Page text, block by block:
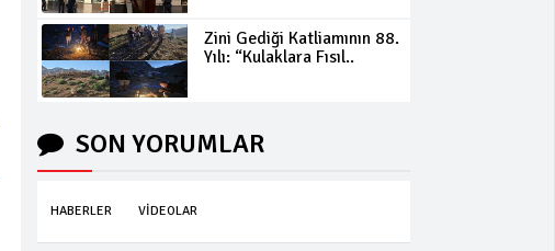
Zini Gediği Katliamının 88.
Yılı: “Kulaklara Fısıl..
SON YORUMLAR
HABERLER VİDEOLAR